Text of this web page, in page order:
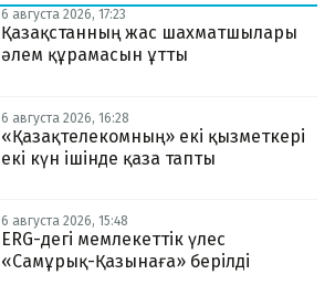
6 августа 2026, 17:23
Қазақстанның жас шахматшылары
әлем құрамасын ұтты
6 августа 2026, 16:28
«Қазақтелекомның» екі қызметкері
екі күн ішінде қаза тапты
6 августа 2026, 15:48
ERG-дегі мемлекеттік үлес
«Самұрық-Қазынаға» берілді